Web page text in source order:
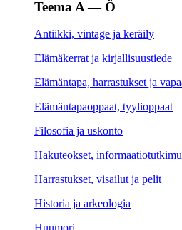
Teema A — Ö
Antiikki, vintage ja keräily
Elämäkerrat ja kirjallisuustiede
Elämäntapa, harrastukset ja
Elämäntapaoppaat, tyylioppaat
Filosofia ja uskonto
Hakuteokset,
Harrastukset, visailut ja pelit
Historia ja arkeologia